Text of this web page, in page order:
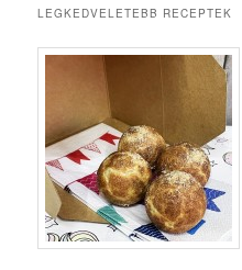
LEGKEDVELETEBB RECEPTEK